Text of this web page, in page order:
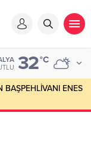
32°C
BAŞPEHLİVANI ENES